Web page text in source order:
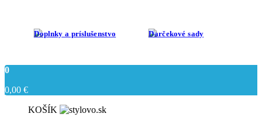
Doplnky a príslušenstvo Darčekové sady
0
0,00 €
KOŠÍK